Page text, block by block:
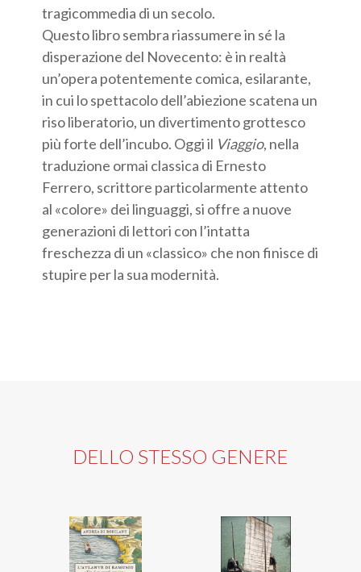
tragicommedia di un secolo.
Questo libro sembra riassumere in sé la
disperazione del Novecento: è in realtà
un’opera potentemente comica, esilarante,
in cui lo spettacolo dell’abiezione scatena un
riso liberatorio, un divertimento grottesco
più forte dell’incubo. Oggi il Viaggio, nella
traduzione ormai classica di Ernesto
Ferrero, scrittore particolarmente attento
al «colore» dei linguaggi, si offre a nuove
generazioni di lettori con l’intatta
freschezza di un «classico» che non finisce di
stupire per la sua modernità.
DELLO STESSO GENERE